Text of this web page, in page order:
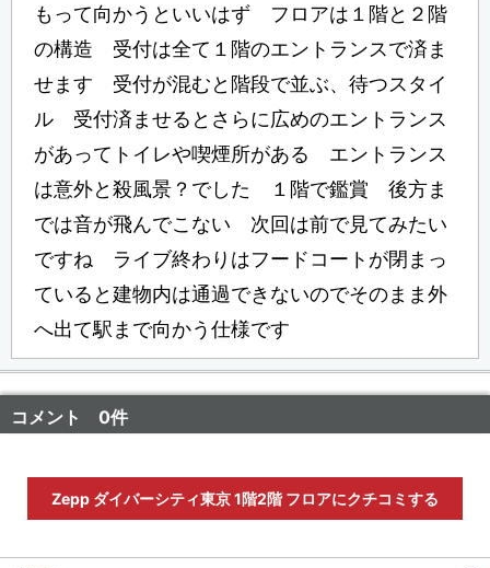
もって向かうといいはず フロアは１階と２階
の構造 受付は全て１階のエントランスで済ま
せます 受付が混むと階段で並ぶ、待つスタイ
ル 受付済ませるとさらに広めのエントランス
があってトイレや喫煙所がある エントランス
は意外と殺風景？でした １階で鑑賞 後方ま
では音が飛んでこない 次回は前で見てみたい
ですね ライブ終わりはフードコートが閉まっ
ていると建物内は通過できないのでそのまま外
へ出て駅まで向かう仕様です
コメント 0件
Zepp ダイバーシティ東京 1階2階 フロアにクチコミする